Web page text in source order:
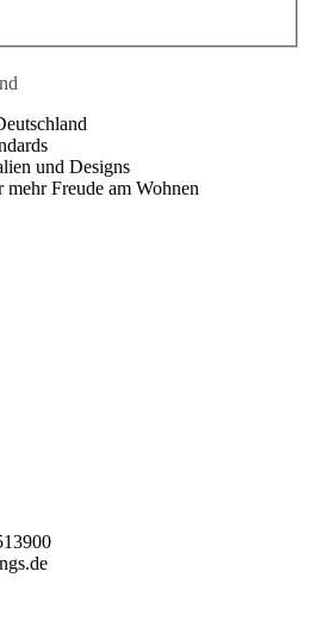
und Designs
Freude am Wohnen